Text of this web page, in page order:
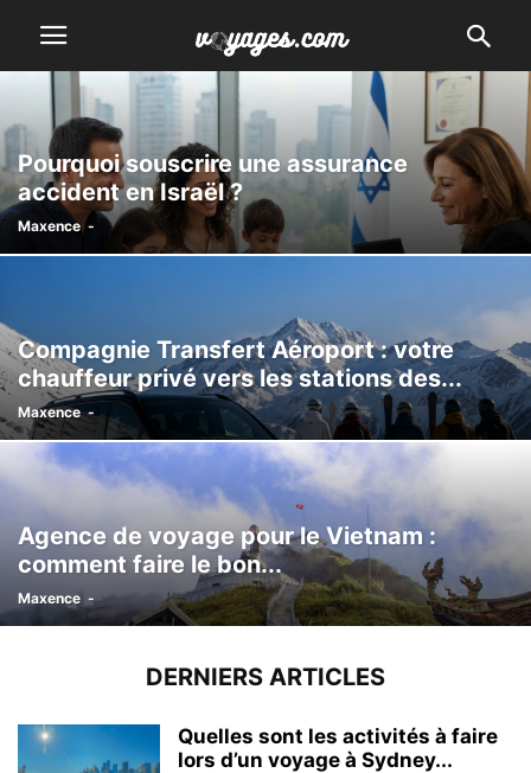
Pourquoi souscrire une assurance
accident en Israël ?
Maxence -
Compagnie Transfert Aéroport : votre
chauffeur privé vers les stations des...
Maxence -
Agence de voyage pour le Vietnam :
comment faire le bon...
Maxence -
DERNIERS ARTICLES
Quelles sont les activités à faire
lors d’un voyage à Sydney...